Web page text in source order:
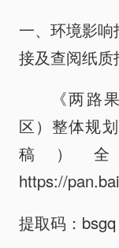
动态信
一、环境影
接及查阅纸
《两路
区）整体规
稿）
https://
提取码：bsgq